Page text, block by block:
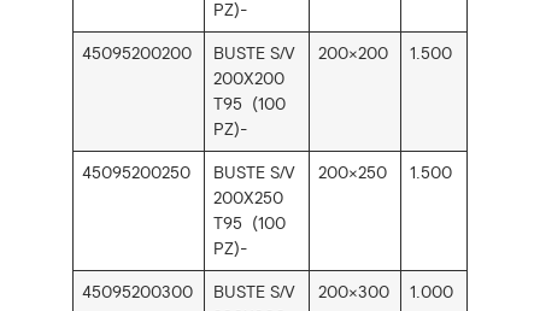
PZ)-
45095200200
BUSTE S/V
200X200
T95 (100
PZ)-
200×200 1.500
45095200250
BUSTE S/V
200X250
T95 (100
PZ)-
200×250 1.500
45095200300
BUSTE S/V
200×300 1.000